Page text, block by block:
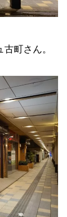
町さん。